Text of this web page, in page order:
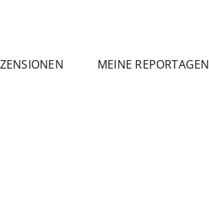
MEINE REPORTAGEN